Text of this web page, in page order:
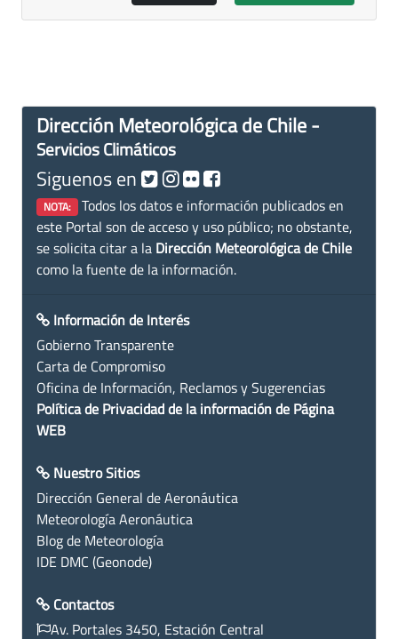
Dirección Meteorológica de Chile -
Servicios Climáticos
Siguenos en
NOTA: Todos los datos e información publicados en
este Portal son de acceso y uso público; no obstante,
se solicita citar a la Dirección Meteorológica de Chile
como la fuente de la información.
Información de Interés
Gobierno Transparente
Carta de Compromiso
Oficina de Información, Reclamos y Sugerencias
Política de Privacidad de la información de Página
WEB
Nuestro Sitios
Dirección General de Aeronáutica
Meteorología Aeronáutica
Blog de Meteorología
IDE DMC (Geonode)
Contactos
Av. Portales 3450, Estación Central